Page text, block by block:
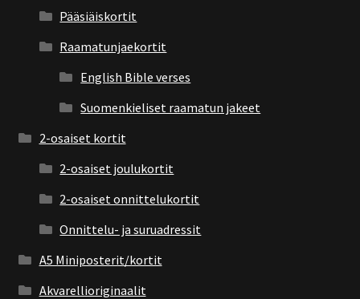
Pääsiäiskortit
Raamatunjaekortit
English Bible verses
Suomenkieliset raamatun jakeet
2-osaiset kortit
2-osaiset joulukortit
2-osaiset onnittelukortit
Onnittelu- ja suruadressit
A5 Miniposterit/kortit
Akvarellioriginaalit